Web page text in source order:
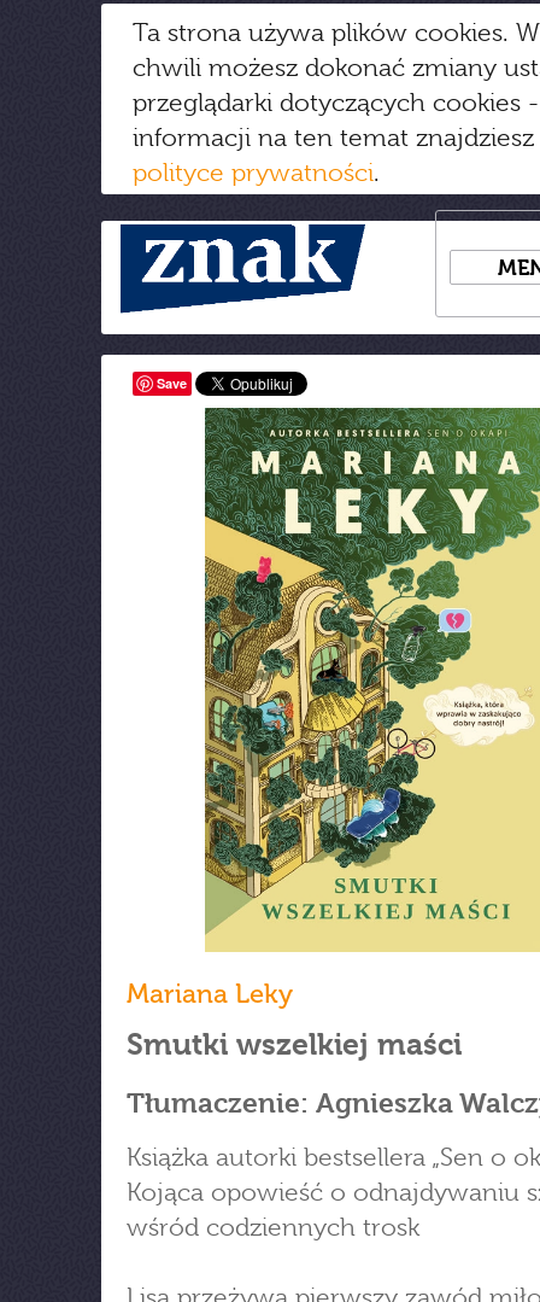
Ta strona używa plików cookies.
chwili możesz dokonać zmiany
przeglądarki dotyczących cookies
informacji na ten temat
polityce prywatności.
Save
Mariana Leky
Smutki wszelkiej maści
Tłumaczenie: Agnieszka
Książka autorki bestsellera „Sen o
Kojąca opowieść o odnajdywaniu
wśród codziennych trosk